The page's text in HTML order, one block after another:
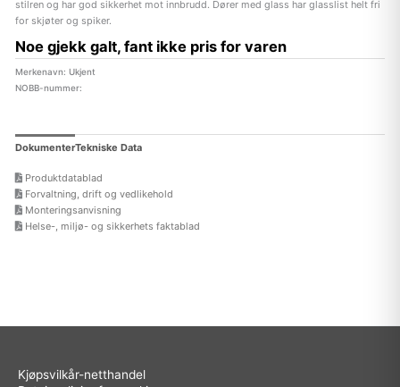
stilren og har god sikkerhet mot innbrudd. Dører med glass har glasslist helt fri
for skjøter og spiker.
Noe gjekk galt, fant ikke pris for varen
Merkenavn: Ukjent
NOBB-nummer:
DokumenterTekniske Data
Produktdatablad
Forvaltning, drift og vedlikehold
Monteringsanvisning
Helse-, miljø- og sikkerhets faktablad
Kjøpsvilkår-netthandel